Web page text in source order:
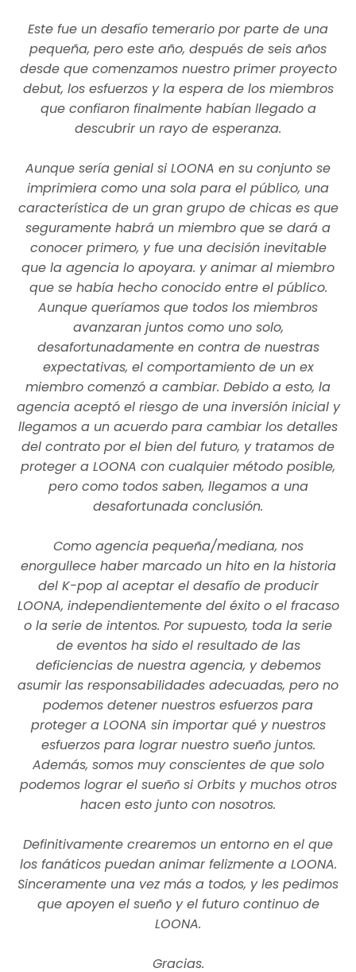
Este fue un desafío temerario por parte de una
pequeña, pero este año, después de seis años
desde que comenzamos nuestro primer proyecto
debut, los esfuerzos y la espera de los miembros
que confiaron finalmente habían llegado a
descubrir un rayo de esperanza.
Aunque sería genial si LOONA en su conjunto se
imprimiera como una sola para el público, una
característica de un gran grupo de chicas es que
seguramente habrá un miembro que se dará a
conocer primero, y fue una decisión inevitable
que la agencia lo apoyara. y animar al miembro
que se había hecho conocido entre el público.
Aunque queríamos que todos los miembros
avanzaran juntos como uno solo,
desafortunadamente en contra de nuestras
expectativas, el comportamiento de un ex
miembro comenzó a cambiar. Debido a esto, la
agencia aceptó el riesgo de una inversión inicial y
llegamos a un acuerdo para cambiar los detalles
del contrato por el bien del futuro, y tratamos de
proteger a LOONA con cualquier método posible,
pero como todos saben, llegamos a una
desafortunada conclusión.
Como agencia pequeña/mediana, nos
enorgullece haber marcado un hito en la historia
del K-pop al aceptar el desafío de producir
LOONA, independientemente del éxito o el fracaso
o la serie de intentos. Por supuesto, toda la serie
de eventos ha sido el resultado de las
deficiencias de nuestra agencia, y debemos
asumir las responsabilidades adecuadas, pero no
podemos detener nuestros esfuerzos para
proteger a LOONA sin importar qué y nuestros
esfuerzos para lograr nuestro sueño juntos.
Además, somos muy conscientes de que solo
podemos lograr el sueño si Orbits y muchos otros
hacen esto junto con nosotros.
Definitivamente crearemos un entorno en el que
los fanáticos puedan animar felizmente a LOONA.
Sinceramente una vez más a todos, y les pedimos
que apoyen el sueño y el futuro continuo de
LOONA.
Gracias.